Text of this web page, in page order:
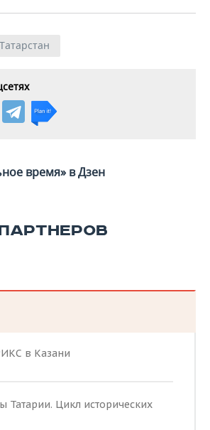
Татарстан
время» в Дзен
в Казани
Татарии. Цикл исторических